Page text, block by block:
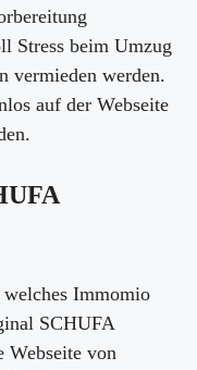
Stress beim Umzug
vermieden werden.
auf der Webseite
welches Immomio
SCHUFA
Webseite von